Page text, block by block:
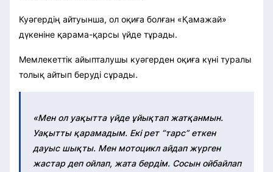
Куәгердің айтуынша, ол оқиға болған «Қамажай»
дүкеніне қарама-қарсы үйде тұрады.
Мемлекеттік айыпталушы куәгерден оқиға күні туралы
толық айтып беруді сұрады.
«Мен ол уақытта үйде ұйықтап жатқанмын.
Уақытты қарамадым. Екі рет “тарс” еткен
дауыс шықты. Мен мотоцикл айдап жүрген
жастар деп ойлап, жата бердім. Сосын ойбайлап